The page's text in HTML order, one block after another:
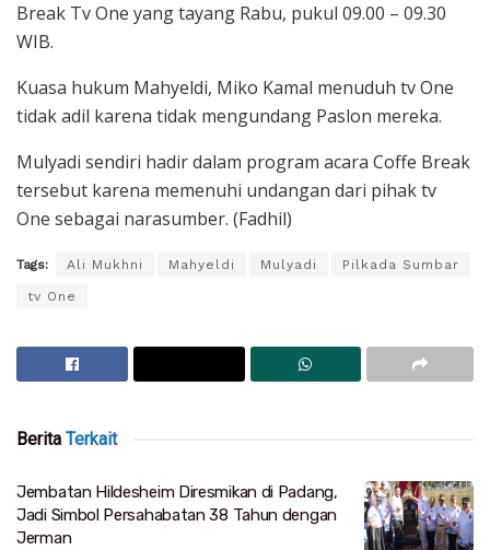
Break Tv One yang tayang Rabu, pukul 09.00 – 09.30
WIB.
Kuasa hukum Mahyeldi, Miko Kamal menuduh tv One
tidak adil karena tidak mengundang Paslon mereka.
Mulyadi sendiri hadir dalam program acara Coffe Break
tersebut karena memenuhi undangan dari pihak tv
One sebagai narasumber. (Fadhil)
Tags: Ali Mukhni Mahyeldi Mulyadi Pilkada Sumbar
tv One
Berita Terkait
Jembatan Hildesheim Diresmikan di Padang,
Jadi Simbol Persahabatan 38 Tahun dengan
Jerman